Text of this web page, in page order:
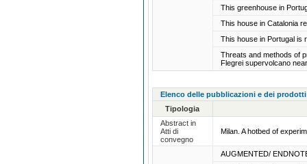
This greenhouse in
This house in Catalonia
This house in Portugal is
Threats and methods of
Flegrei supervolcano
Elenco delle pubblicazioni e dei
Tipologia
Abstract in
Atti di
convegno
Milan. A hotbed of
AUGMENTED/